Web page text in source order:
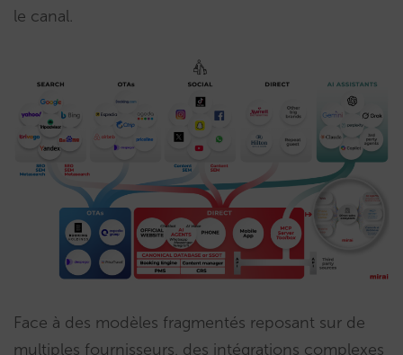
le canal.
Face à des modèles fragmentés reposant sur de
multiples fournisseurs, des intégrations complexes